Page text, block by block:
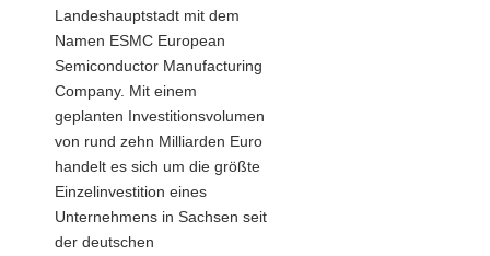
Landeshauptstadt mit dem
Namen ESMC European
Semiconductor Manufacturing
Company. Mit einem
geplanten Investitionsvolumen
von rund zehn Milliarden Euro
handelt es sich um die größte
Einzelinvestition eines
Unternehmens in Sachsen seit
der deutschen